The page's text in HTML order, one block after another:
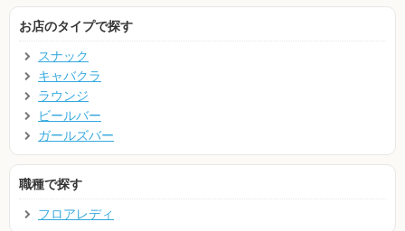
お店のタイプで探す
スナック
キャバクラ
ラウンジ
ビールバー
ガールズバー
職種で探す
フロアレディ